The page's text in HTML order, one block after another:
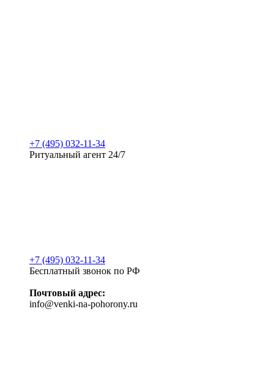
+7 (495) 032-11-34
Ритуальный агент 24/7
+7 (495) 032-11-34
Бесплатный звонок по РФ
Почтовый адрес:
info@venki-na-pohorony.ru